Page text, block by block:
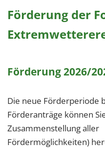
Förderung der
Förderung 2026/
Die neue Förderperiode
Förderanträge können
Zusammenstellung aller
Fördermöglichkeiten)